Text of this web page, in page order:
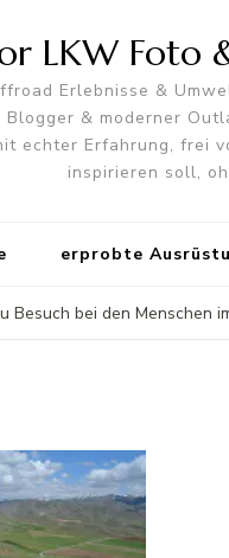
LKW Foto
Erlebnisse &
& moderner
echter Erfahrung, frei
inspirieren soll,
erprobte
Besuch bei den Menschen